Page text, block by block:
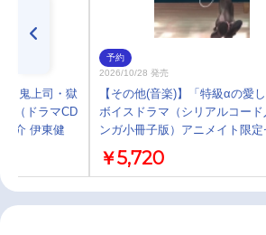
「鬼上司・獄
（ドラマCD
介 伊東健
予約
2026/10/28 発売
【その他(音楽)】「特級αの愛
ボイスドラマ（シリアルコード
ンガ小冊子版）アニメイト限定
￥5,720